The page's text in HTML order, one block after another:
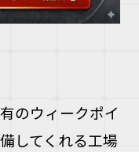
お問い合
のウィークポイ
してくれる工場